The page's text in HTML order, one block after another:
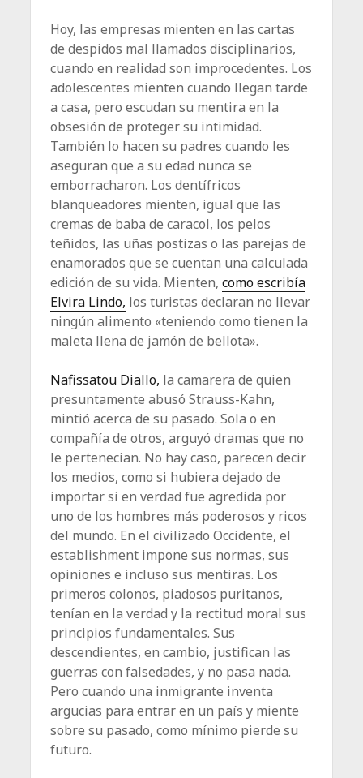
Hoy, las empresas mienten en las cartas
de despidos mal llamados disciplinarios,
cuando en realidad son improcedentes. Los
adolescentes mienten cuando llegan tarde
a casa, pero escudan su mentira en la
obsesión de proteger su intimidad.
También lo hacen su padres cuando les
aseguran que a su edad nunca se
emborracharon. Los dentífricos
blanqueadores mienten, igual que las
cremas de baba de caracol, los pelos
teñidos, las uñas postizas o las parejas de
enamorados que se cuentan una calculada
edición de su vida. Mienten,como escribía
Elvira Lindo, los turistas declaran no llevar
ningún alimento «teniendo como tienen la
maleta llena de jamón de bellota».
Nafissatou Diallo, la camarera de quien
presuntamente abusó Strauss-Kahn,
mintió acerca de su pasado. Sola o en
compañía de otros, arguyó dramas que no
le pertenecían. No hay caso, parecen decir
los medios, como si hubiera dejado de
importar si en verdad fue agredida por
uno de los hombres más poderosos y ricos
del mundo. En el civilizado Occidente, el
establishment impone sus normas, sus
opiniones e incluso sus mentiras. Los
primeros colonos, piadosos puritanos,
tenían en la verdad y la rectitud moral sus
principios fundamentales. Sus
descendientes, en cambio, justifican las
guerras con falsedades, y no pasa nada.
Pero cuando una inmigrante inventa
argucias para entrar en un país y miente
sobre su pasado, como mínimo pierde su
futuro.